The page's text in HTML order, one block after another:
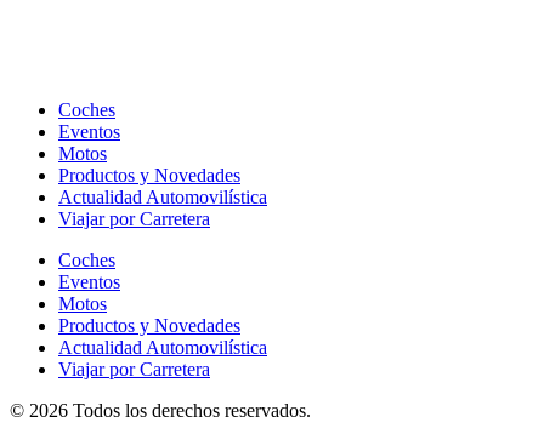
Coches
Eventos
Motos
Productos y Novedades
Actualidad Automovilística
Viajar por Carretera
Coches
Eventos
Motos
Productos y Novedades
Actualidad Automovilística
Viajar por Carretera
© 2026 Todos los derechos reservados.